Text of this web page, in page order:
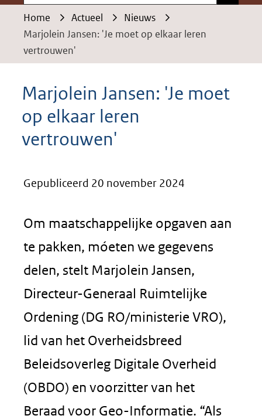
Home Actueel
Nieuws
Marjolein Jansen: 'Je moet op elkaar leren
vertrouwen'
Marjolein Jansen: 'Je moet
op elkaar leren
vertrouwen'
Gepubliceerd 20 november 2024
Om maatschappelijke opgaven aan
te pakken, móeten we gegevens
delen, stelt Marjolein Jansen,
Directeur-Generaal Ruimtelijke
Ordening (DG RO/ministerie VRO),
lid van het Overheidsbreed
Beleidsoverleg Digitale Overheid
(OBDO) en voorzitter van het
Beraad voor Geo-Informatie. “Als